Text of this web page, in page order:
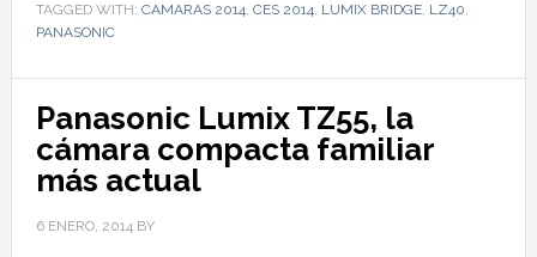
TAGGED WITH: CAMARAS 2014, CES 2014, LUMIX BRIDGE, LZ40,
PANASONIC
Panasonic Lumix TZ55, la
cámara compacta familiar
más actual
6 ENERO, 2014BY